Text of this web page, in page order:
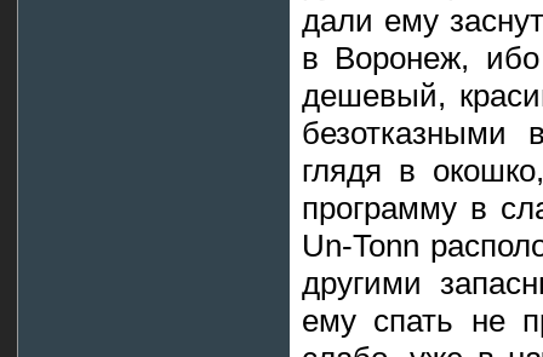
дали ему
в Воронеж,
дешевый,
безотказными
глядя в
программу в
Un-Tonn
другими
ему спать не